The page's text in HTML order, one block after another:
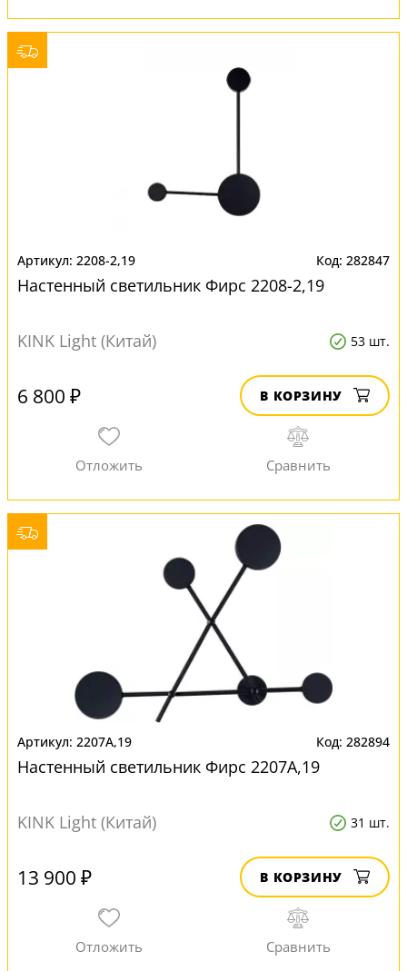
2208-2,19 282847
Настенный светильник Фирс 2208-2,19
KINK Light (Китай) 53 шт.
6 800 ₽ В КОРЗИНУ
2207A,19 282894
Настенный светильник Фирс 2207A,19
KINK Light (Китай) 31 шт.
13 900 ₽ В КОРЗИНУ